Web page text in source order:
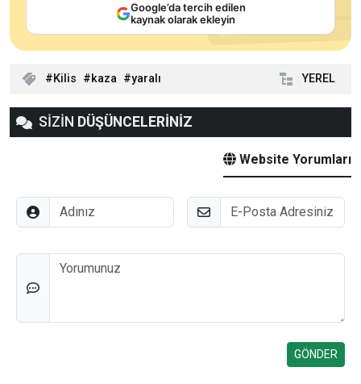
Google’da tercih edilen
kaynak olarak ekleyin
Kilis kaza yaralı YEREL
SİZİN DÜŞÜNCELERİNİZ
Website Yorumları
Adınız E-Posta
Düşünceleriniz